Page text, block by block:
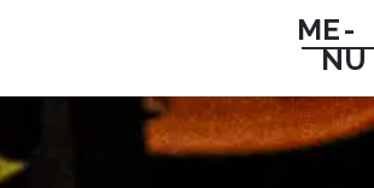
ME -
NU